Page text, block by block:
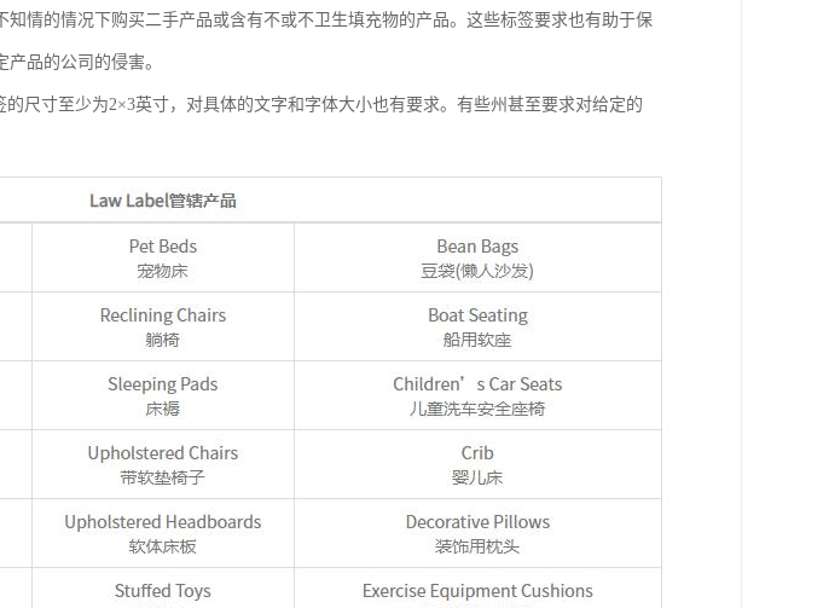
情的情况下购买二手产品或含有不或不卫生填充物的产品。这些标签要求也有助于保
品的公司的侵害。
尺寸至少为2×3英寸，对具体的文字和字体大小也有要求。有些州甚至要求对给定的